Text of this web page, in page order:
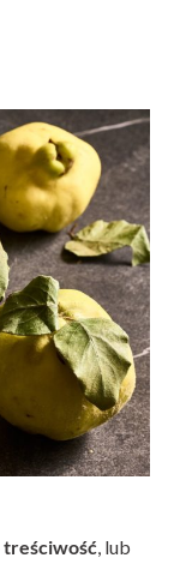
treściwość, lub